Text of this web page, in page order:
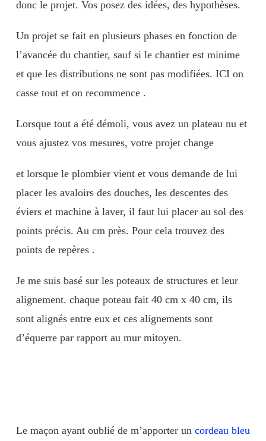
donc le projet. Vos posez des idées, des hypothèses.
Un projet se fait en plusieurs phases en fonction de
l’avancée du chantier, sauf si le chantier est minime
et que les distributions ne sont pas modifiées. ICI on
casse tout et on recommence .
Lorsque tout a été démoli, vous avez un plateau nu et
vous ajustez vos mesures, votre projet change
et lorsque le plombier vient et vous demande de lui
placer les avaloirs des douches, les descentes des
éviers et machine à laver, il faut lui placer au sol des
points précis. Au cm près. Pour cela trouvez des
points de repères .
Je me suis basé sur les poteaux de structures et leur
alignement. chaque poteau fait 40 cm x 40 cm, ils
sont alignés entre eux et ces alignements sont
d’équerre par rapport au mur mitoyen.
Le maçon ayant oublié de m’apporter un cordeau bleu